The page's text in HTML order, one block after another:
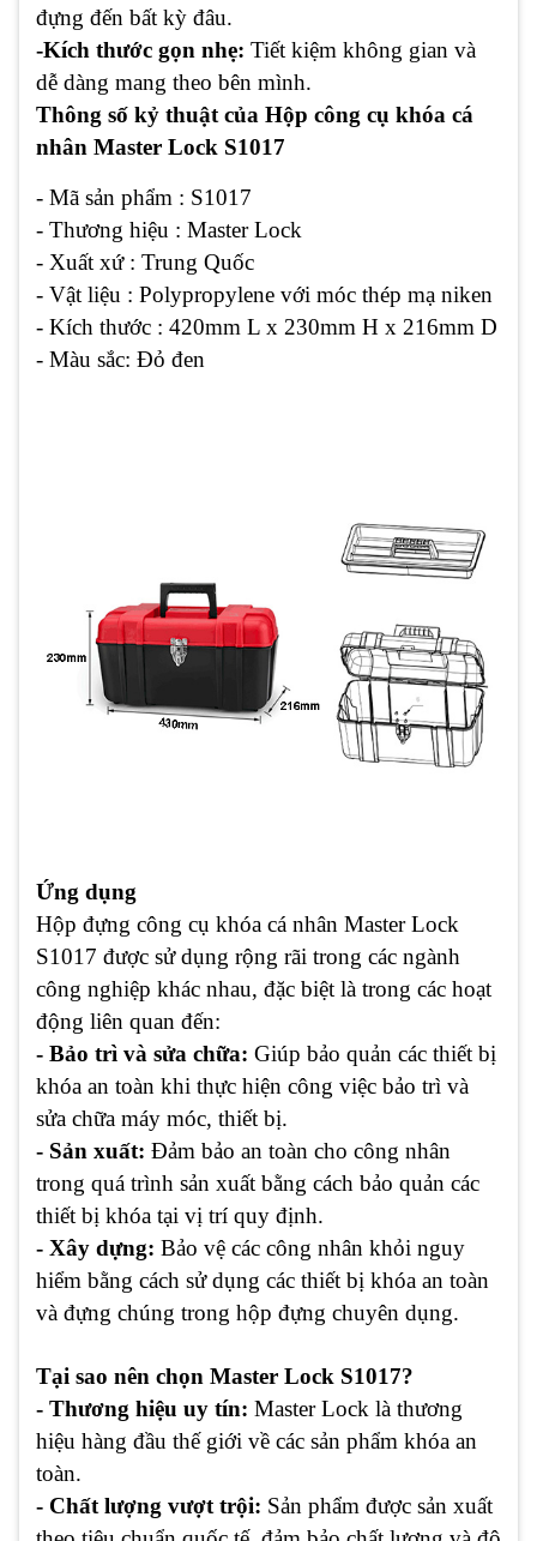
đựng đến bất kỳ đâu.
-Kích thước gọn nhẹ: Tiết kiệm không gian và
dễ dàng mang theo bên mình.
Thông số kỷ thuật của Hộp công cụ khóa cá
nhân Master Lock S1017
- Mã sản phẩm : S1017
- Thương hiệu : Master Lock
- Xuất xứ : Trung Quốc
- Vật liệu : Polypropylene với móc thép mạ niken
- Kích thước : 420mm L x 230mm H x 216mm D
- Màu sắc: Đỏ đen
Ứng dụng
Hộp đựng công cụ khóa cá nhân Master Lock
S1017 được sử dụng rộng rãi trong các ngành
công nghiệp khác nhau, đặc biệt là trong các hoạt
động liên quan đến:
- Bảo trì và sửa chữa: Giúp bảo quản các thiết bị
khóa an toàn khi thực hiện công việc bảo trì và
sửa chữa máy móc, thiết bị.
- Sản xuất: Đảm bảo an toàn cho công nhân
trong quá trình sản xuất bằng cách bảo quản các
thiết bị khóa tại vị trí quy định.
- Xây dựng: Bảo vệ các công nhân khỏi nguy
hiểm bằng cách sử dụng các thiết bị khóa an toàn
và đựng chúng trong hộp đựng chuyên dụng.
Tại sao nên chọn Master Lock S1017?
- Thương hiệu uy tín: Master Lock là thương
hiệu hàng đầu thế giới về các sản phẩm khóa an
toàn.
- Chất lượng vượt trội: Sản phẩm được sản xuất